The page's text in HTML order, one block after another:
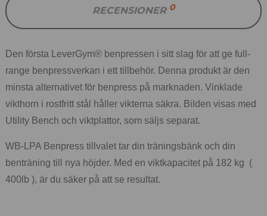
RECENSIONER 0
Den första LeverGym® benpressen i sitt slag för att ge full-
range benpressverkan i ett tillbehör. Denna produkt är den
minsta alternativet för benpress på marknaden. Vinklade
vikthorn i rostfritt stål håller vikterna säkra. Bilden visas med
Utility Bench och viktplattor, som säljs separat.
WB-LPA Benpress tillvalet tar din träningsbänk och din
benträning till nya höjder. Med en viktkapacitet på 182 kg (
400lb ), är du säker på att se resultat.